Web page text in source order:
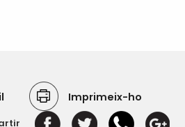
Imprimeix-ho